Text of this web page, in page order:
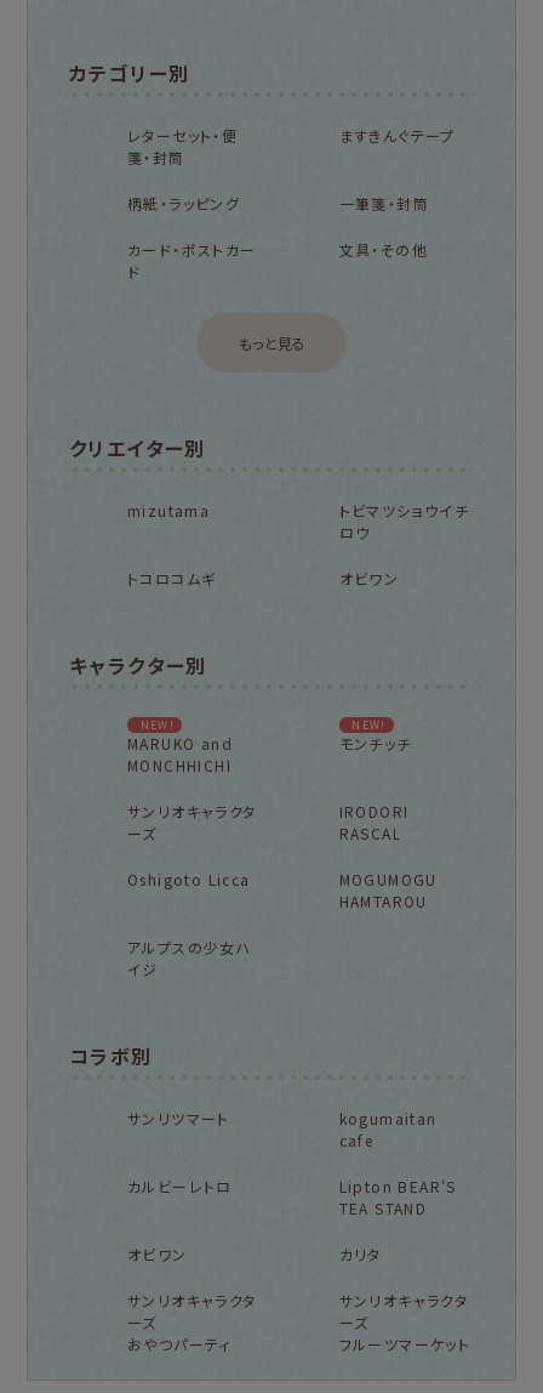
カテゴリー別
レターセット・便
箋・封筒
ますきんぐテープ
柄紙・ラッピング 一筆箋・封筒
カード・ポストカー
ド
文具・その他
もっと見る
クリエイター別
mizutama
トビマツショウイチ
ロウ
トコロコムギ オビワン
キャラクター別
NEW!
MARUKO and
MONCHHICHI
NEW!
モンチッチ
サンリオキャラクタ
ーズ
IRODORI
RASCAL
Oshigoto Licca
MOGUMOGU
HAMTAROU
アルプスの少女ハ
イジ
コラボ別
サンリツマート
kogumaitan
cafe
カルビーレトロ
Lipton BEAR'S
TEA STAND
オビワン カリタ
サンリオキャラクタ
ーズ
おやつパーティ
サンリオキャラクタ
ーズ
フルーツマーケット